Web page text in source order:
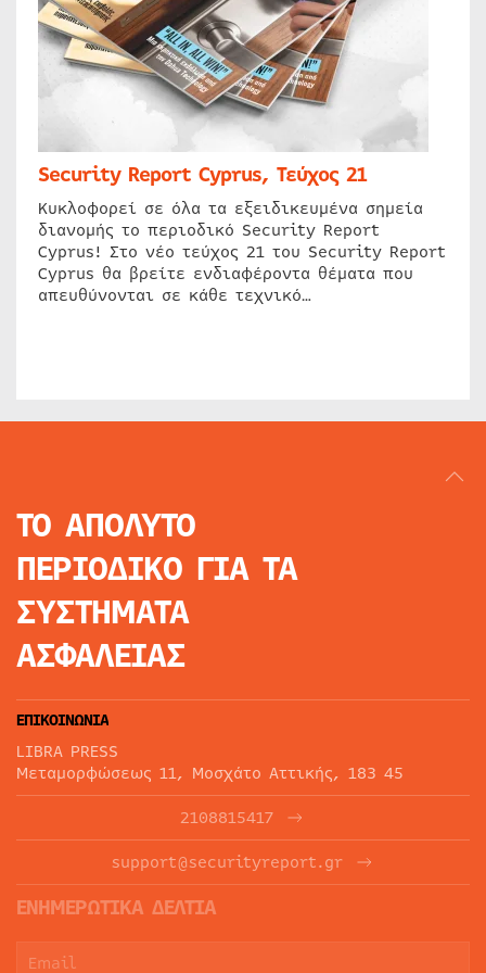
Security Report Cyprus, Τεύχος 21
Κυκλοφορεί σε όλα τα εξειδικευμένα σημεία
διανομής το περιοδικό Security Report
Cyprus! Στο νέο τεύχος 21 του Security Report
Cyprus θα βρείτε ενδιαφέροντα θέματα που
απευθύνονται σε κάθε τεχνικό…
ΤΟ ΑΠΟΛΥΤΟ
ΠΕΡΙΟΔΙΚΟ ΓΙΑ ΤΑ
ΣΥΣΤΗΜΑΤΑ
ΑΣΦΑΛΕΙΑΣ
ΕΠΙΚΟΙΝΩΝΙΑ
LIBRA PRESS
Μεταμορφώσεως 11, Μοσχάτο Αττικής, 183 45
2108815417
support@securityreport.gr
ΕΝΗΜΕΡΩΤΙΚΑ ΔΕΛΤΙΑ